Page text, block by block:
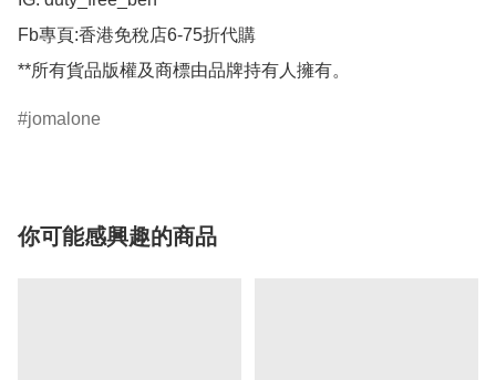
Fb專頁:香港免稅店6-75折代購
**所有貨品版權及商標由品牌持有人擁有。
jomalone
你可能感興趣的商品